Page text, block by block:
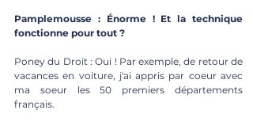
Pamplemousse : Énorme ! Et la technique
fonctionne pour tout ?
Poney du Droit : Oui ! Par exemple, de retour de
vacances en voiture, j'ai appris par coeur avec
ma soeur les 50 premiers départements
français.